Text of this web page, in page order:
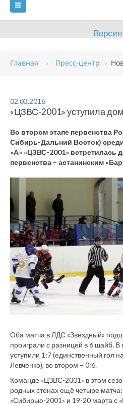
ГЛАВНАЯ
ВИДЫ СПОРТА
ОЦЕНКА КАЧЕСТВА
ПЛАТНЫЕ УСЛУГИ
Главная Пресс-центр
02.03.2016
«ЦЗВС-2001» уступила
Во втором этапе первенства
Сибирь-Дальний Восток)
«А» «ЦЗВС-2001» встретилась
первенства – астанинским
Оба матча в ЛДС «Звёздный»
проиграли с разницей в 6 шайб.
уступили 1:7 (единственный гол
Левченко), во втором – 0:6.
Команде «ЦЗВС-2001» в этом
родных стенах ещё четыре
«Сибирью-2001» и 19-20 марта с